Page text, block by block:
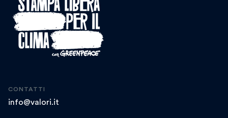
CONTATTI
info@valori.it